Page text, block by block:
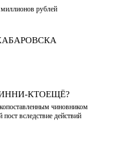
рублей
КТОЕЩЁ?
чиновником
вследствие действий